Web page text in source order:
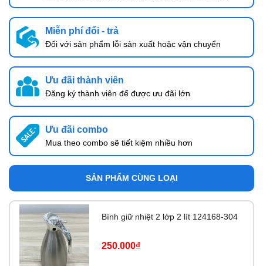
Miễn phí đổi - trả
Đối với sản phẩm lỗi sản xuất hoặc vận chuyển
Ưu đãi thành viên
Đăng ký thành viên để được ưu đãi lớn
Ưu đãi combo
Mua theo combo sẽ tiết kiệm nhiều hơn
SẢN PHẨM CÙNG LOẠI
Bình giữ nhiệt 2 lớp 2 lít 124168-304
250.000₫